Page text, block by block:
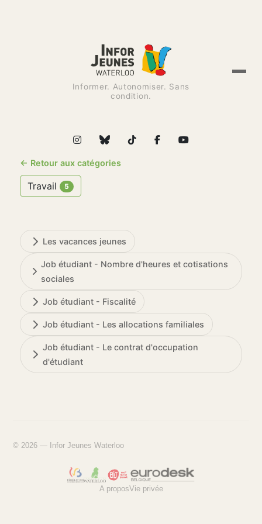
Informer. Autonomiser. Sans
condition.
← Retour aux catégories
Travail 5
Les vacances jeunes
Job étudiant - Nombre d'heures et cotisations
sociales
Job étudiant - Fiscalité
Job étudiant - Les allocations familiales
Job étudiant - Le contrat d'occupation
d'étudiant
© 2026 — Infor Jeunes Waterloo
A proposVie privée